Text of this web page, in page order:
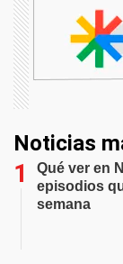
Noticias
Qué ver en
episodios
semana